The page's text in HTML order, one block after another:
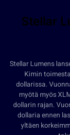
Stellar
Stellar Lumens
Kimin
dollarissa.
myötä myös
dollarin rajan.
dollaria ennen
yltäen